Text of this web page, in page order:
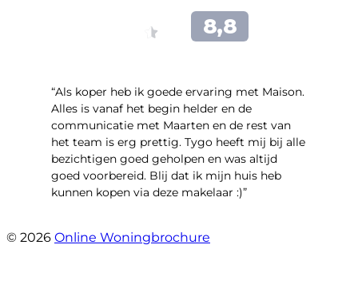
“Als koper heb ik goede ervaring met Maison.
Alles is vanaf het begin helder en de
communicatie met Maarten en de rest van
het team is erg prettig. Tygo heeft mij bij alle
bezichtigen goed geholpen en was altijd
goed voorbereid. Blij dat ik mijn huis heb
kunnen kopen via deze makelaar :)”
© 2026 Online Woningbrochure